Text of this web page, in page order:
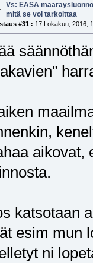
Vs: EASA
mitä se voi tarkoittaa
#31 : 17 Lokakuu, 2016,
aikovat,
katsotaan
esim mun
ni